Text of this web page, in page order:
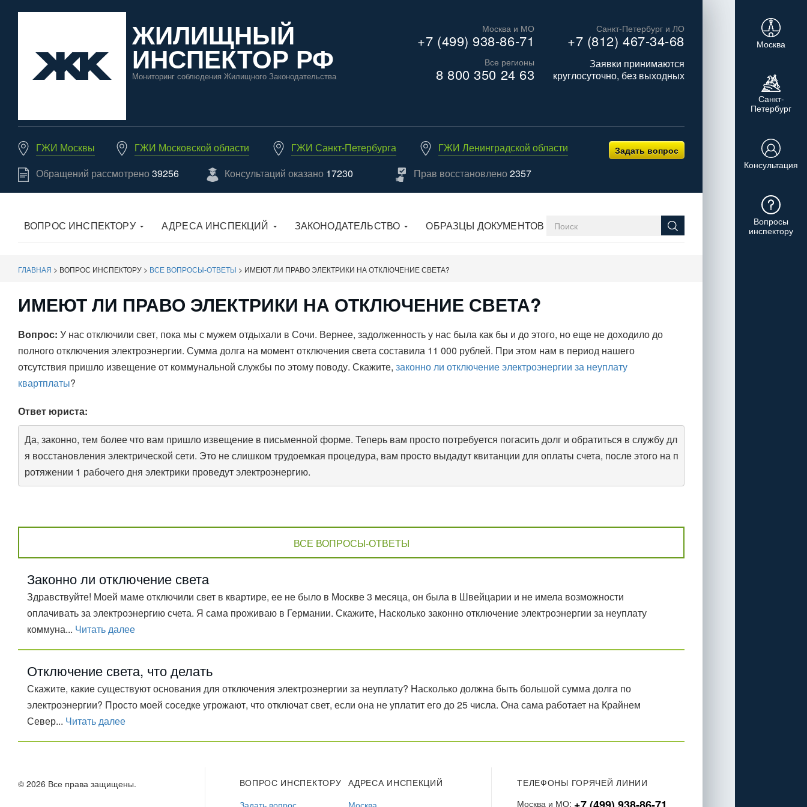
ЖИЛИЩНЫЙ
ИНСПЕКТОР РФ
Мониторинг соблюдения Жилищного Законодательства
Москва и МО
+7 (499) 938-86-71
Санкт-Петербург и ЛО
+7 (812) 467-34-68
Все регионы
8 800 350 24 63
Заявки принимаются
круглосуточно, без выходных
ГЖИ Москвы ГЖИ Московской области ГЖИ Санкт-Петербурга
ГЖИ Ленинградской области
Обращений рассмотрено39256 Консультаций оказано 17230 Прав восстановлено2357
Задать вопрос
ВОПРОС ИНСПЕКТОРУ АДРЕСА ИНСПЕКЦИЙ ЗАКОНОДАТЕЛЬСТВО ОБРАЗЦЫ ДОКУМЕНТОВ
ГЛАВНАЯ > ВОПРОС ИНСПЕКТОРУ > ВСЕ ВОПРОСЫ-ОТВЕТЫ > ИМЕЮТ ЛИ ПРАВО ЭЛЕКТРИКИ НА ОТКЛЮЧЕНИЕ СВЕТА?
ИМЕЮТ ЛИ ПРАВО ЭЛЕКТРИКИ НА ОТКЛЮЧЕНИЕ СВЕТА?
Вопрос: У нас отключили свет, пока мы с мужем отдыхали в Сочи. Вернее, задолженность у нас была как бы и до этого, но еще не доходило до
полного отключения электроэнергии. Сумма долга на момент отключения света составила 11 000 рублей. При этом нам в период нашего
отсутствия пришло извещение от коммунальной службы по этому поводу. Скажите, законно ли отключение электроэнергии за неуплату
квартплаты?
Ответ юриста:
Да, законно, тем более что вам пришло извещение в письменной форме. Теперь вам просто потребуется погасить долг и обратиться в службу дл
я восстановления электрической сети. Это не слишком трудоемкая процедура, вам просто выдадут квитанции для оплаты счета, после этого на п
ротяжении 1 рабочего дня электрики проведут электроэнергию.
ВСЕ ВОПРОСЫ-ОТВЕТЫ
Законно ли отключение света
Здравствуйте! Моей маме отключили свет в квартире, ее не было в Москве 3 месяца, он была в Швейцарии и не имела возможности
оплачивать за электроэнергию счета. Я сама проживаю в Германии. Скажите, Насколько законно отключение электроэнергии за неуплату
коммуна... Читать далее
Отключение света, что делать
Скажите, какие существуют основания для отключения электроэнергии за неуплату? Насколько должна быть большой сумма долга по
электроэнергии? Просто моей соседке угрожают, что отключат свет, если она не уплатит его до 25 числа. Она сама работает на Крайнем
Север... Читать далее
© 2026 Все права защищены.
ВОПРОС ИНСПЕКТОРУ
Задать вопрос
АДРЕСА ИНСПЕКЦИЙ
Москва
ТЕЛЕФОНЫ ГОРЯЧЕЙ ЛИНИИ
Москва и МО:
Москва
Санкт-
Петербург
Консультация
Вопросы
инспектору